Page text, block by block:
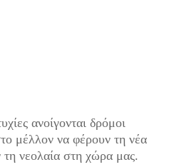
ανοίγονται δρόμοι
μέλλον να φέρουν τη νέα
νεολαία στη χώρα μας.